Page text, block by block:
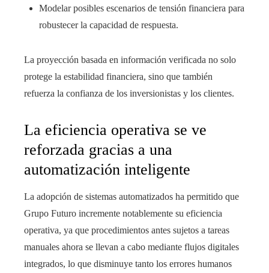
Modelar posibles escenarios de tensión financiera para
robustecer la capacidad de respuesta.
La proyección basada en información verificada no solo
protege la estabilidad financiera, sino que también
refuerza la confianza de los inversionistas y los clientes.
La eficiencia operativa se ve
reforzada gracias a una
automatización inteligente
La adopción de sistemas automatizados ha permitido que
Grupo Futuro incremente notablemente su eficiencia
operativa, ya que procedimientos antes sujetos a tareas
manuales ahora se llevan a cabo mediante flujos digitales
integrados, lo que disminuye tanto los errores humanos